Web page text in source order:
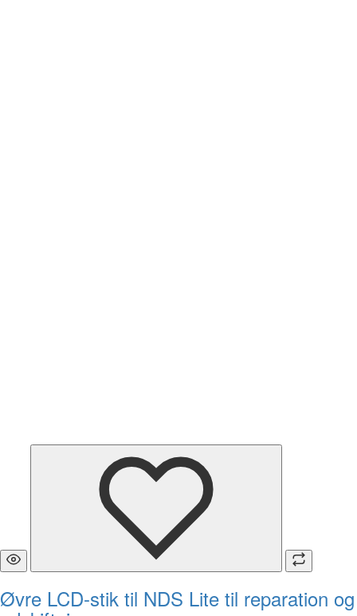
Øvre LCD-stik til NDS Lite til reparation og